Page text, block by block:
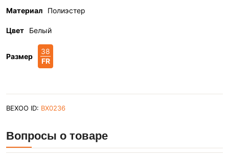
Материал Полиэстер
Цвет Белый
Размер
38
FR
BEXOO ID: BX0236
Вопросы о товаре